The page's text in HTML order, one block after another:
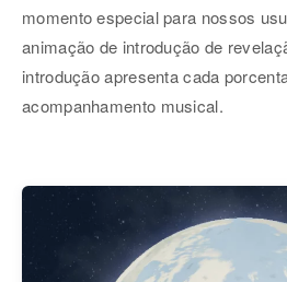
momento especial para nossos
animação de introdução de
introdução apresenta cada
acompanhamento musical.